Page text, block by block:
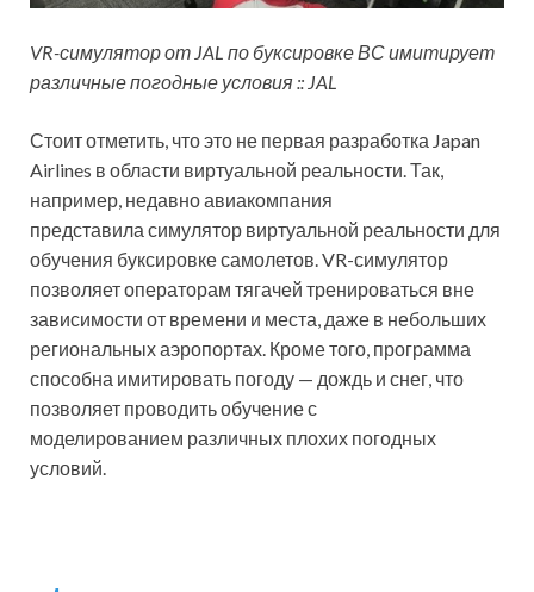
VR-симулятор от JAL по буксировке ВС имитирует
различные погодные условия :: JAL
Стоит отметить, что это не первая разработка Japan
Airlines в области виртуальной реальности. Так,
например, недавно авиакомпания
представила симулятор виртуальной реальности для
обучения буксировке самолетов. VR-симулятор
позволяет операторам тягачей тренироваться вне
зависимости от времени и места, даже в небольших
региональных аэропортах. Кроме того, программа
способна имитировать погоду — дождь и снег, что
позволяет проводить обучение с
моделированием различных плохих погодных
условий.